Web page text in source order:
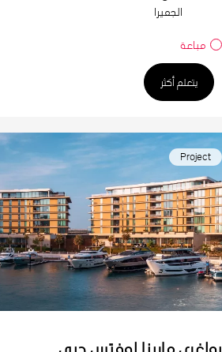
الجميرا
مباعة
يتعلم أكثر
Project